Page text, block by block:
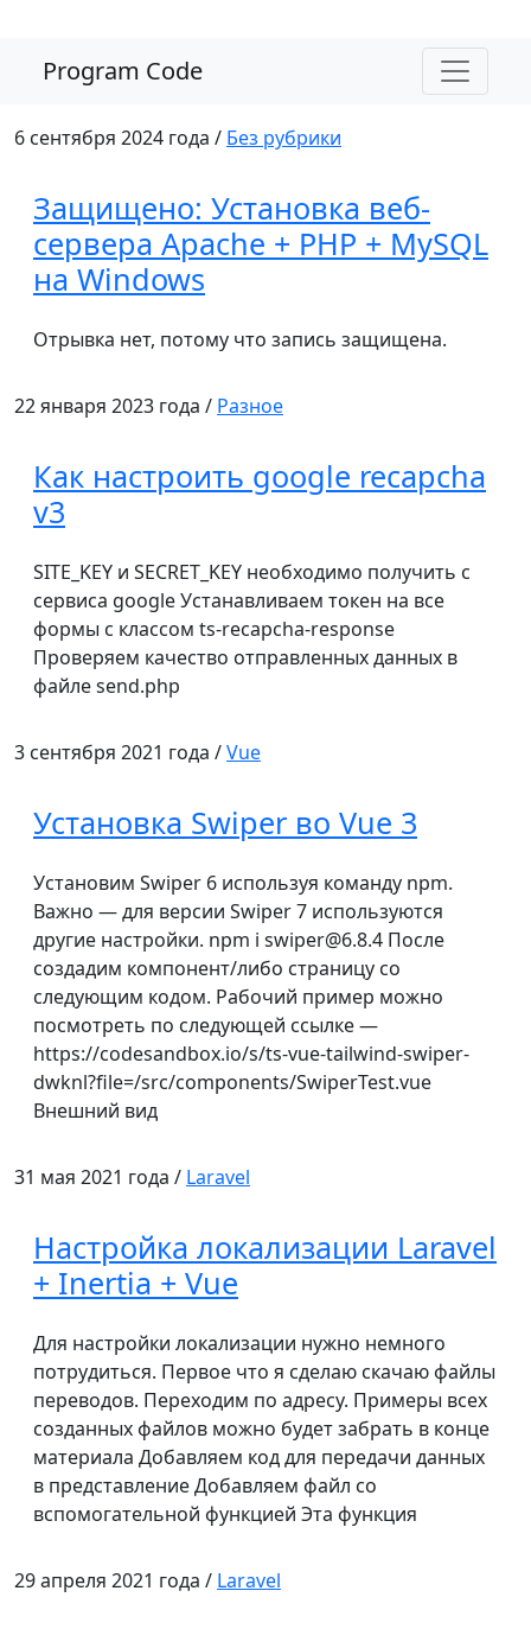
Program Code
6 сентября 2024 года / Без рубрики
Защищено: Установка веб-
сервера Apache + PHP + MySQL
на Windows
Отрывка нет, потому что запись защищена.
22 января 2023 года / Разное
Как настроить google recapcha
v3
SITE_KEY и SECRET_KEY необходимо получить с
сервиса google Устанавливаем токен на все
формы с классом ts-recapcha-response
Проверяем качество отправленных данных в
файле send.php
3 сентября 2021 года /Vue
Установка Swiper во Vue 3
Установим Swiper 6 используя команду npm.
Важно — для версии Swiper 7 используются
другие настройки. npm i swiper@6.8.4 После
создадим компонент/либо страницу со
следующим кодом. Рабочий пример можно
посмотреть по следующей ссылке —
https://codesandbox.io/s/ts-vue-tailwind-swiper-
dwknl?file=/src/components/SwiperTest.vue
Внешний вид
31 мая 2021 года / Laravel
Настройка локализации Laravel
+ Inertia + Vue
Для настройки локализации нужно немного
потрудиться. Первое что я сделаю скачаю файлы
переводов. Переходим по адресу. Примеры всех
созданных файлов можно будет забрать в конце
материала Добавляем код для передачи данных
в представление Добавляем файл со
вспомогательной функцией Эта функция
29 апреля 2021 года / Laravel